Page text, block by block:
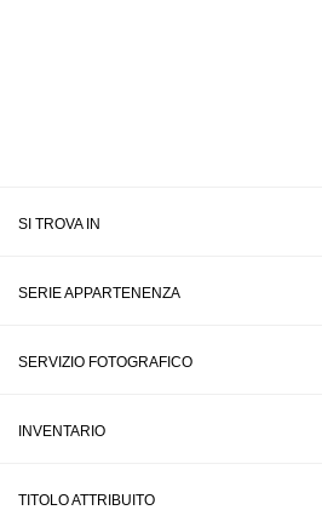
SI TROVA IN
SERIE APPARTENENZA
SERVIZIO FOTOGRAFICO
INVENTARIO
TITOLO ATTRIBUITO